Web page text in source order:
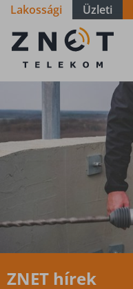
Lakossági Üzleti
ZNET
Telekom, a
távközlési
ZNET hírek